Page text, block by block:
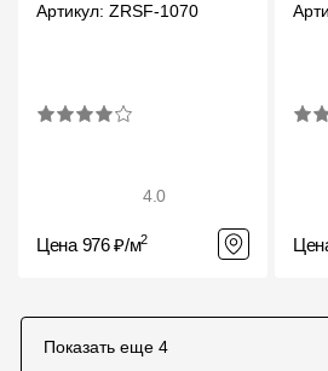
Артикул: ZRSF-1070
4.0
Цена 976 ₽/м2
Показать еще 4